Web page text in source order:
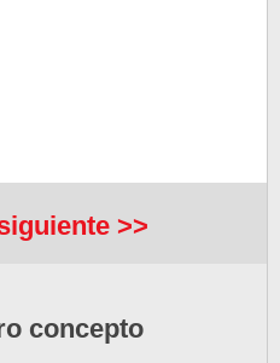
>>
concepto